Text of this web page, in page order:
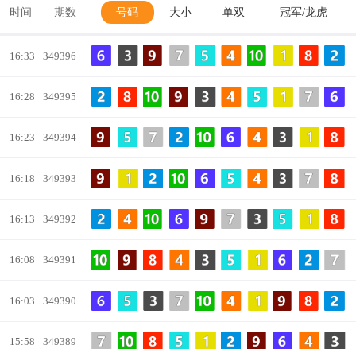
路珠分析 号码前后路珠
冷热分析 冠亚和路珠 冠亚和走势
号码规律统计 今日号码统计 位置走势
冠亚和两面历史 单双大小路珠
时间 期数 号码 大小 单双 冠军/龙虎
16:33 349396
16:28 349395
16:23 349394
16:18 349393
16:13 349392
16:08 349391
16:03 349390
15:58 349389